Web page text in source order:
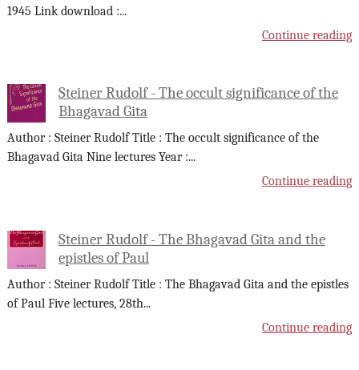
1945 Link download :...
Continue reading
Steiner Rudolf - The occult significance of the
Bhagavad Gita
Author : Steiner Rudolf Title : The occult significance of the
Bhagavad Gita Nine lectures Year :...
Continue reading
Steiner Rudolf - The Bhagavad Gita and the
epistles of Paul
Author : Steiner Rudolf Title : The Bhagavad Gita and the epistles
of Paul Five lectures, 28th...
Continue reading